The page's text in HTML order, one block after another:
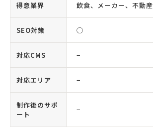
得意業界 飲食、メーカー、不動産
SEO対策 ◯
対応CMS −
対応エリア −
制作後のサポ
ート
−